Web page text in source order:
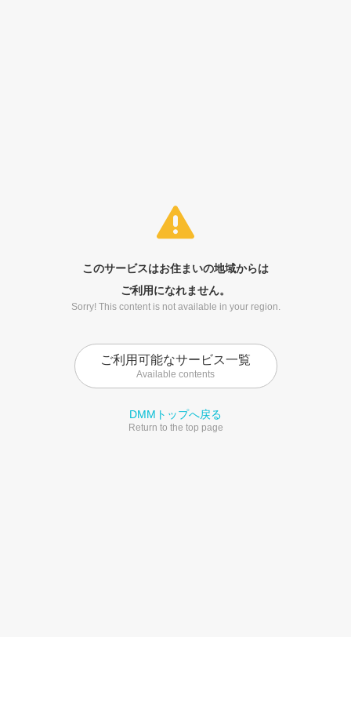
このサービスはお住まいの地域からは
ご利用になれません。
Sorry! This content is not available in your region.
ご利用可能なサービス一覧
Available contents
DMMトップへ戻る
Return to the top page